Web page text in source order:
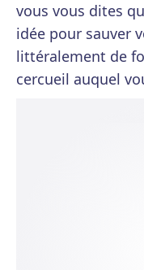
vous vous dites
idée pour sauver
littéralement de
cercueil auquel